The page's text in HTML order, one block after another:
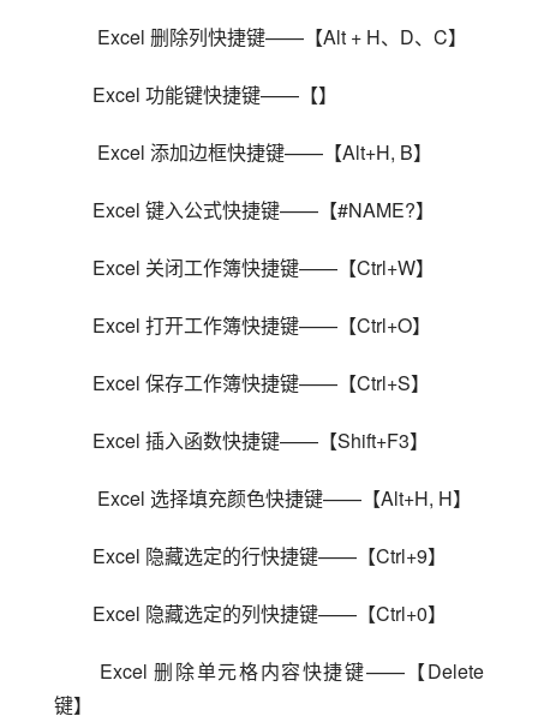
Excel 删除列快捷键——【Alt + H、D、C】
Excel 功能键快捷键——【】
Excel 添加边框快捷键——【Alt+H, B】
Excel 键入公式快捷键——【#NAME?】
Excel 关闭工作簿快捷键——【Ctrl+W】
Excel 打开工作簿快捷键——【Ctrl+O】
Excel 保存工作簿快捷键——【Ctrl+S】
Excel 插入函数快捷键——【Shift+F3】
Excel 选择填充颜色快捷键——【Alt+H, H】
Excel 隐藏选定的行快捷键——【Ctrl+9】
Excel 隐藏选定的列快捷键——【Ctrl+0】
键】